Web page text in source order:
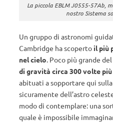
La piccola EBLM J0555-57Ab,
nostro Sistema
Un gruppo di astronomi
Cambridge ha scoperto il più
nel cielo . Poco più grande
di gravità circa 300 volte
abituati a sopportare qui
sicuramente dell’astro
modo di contemplare: una
quale è impossibile